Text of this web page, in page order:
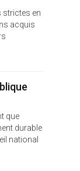
strictes en
acquis
que
durable
national